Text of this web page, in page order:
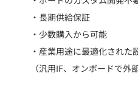
・長期供給保証
・少数購入から可能
・産業用途に最適化された
（汎用IF、オンボードで外